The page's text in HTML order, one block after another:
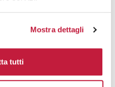
Mostra dettagli
tutti